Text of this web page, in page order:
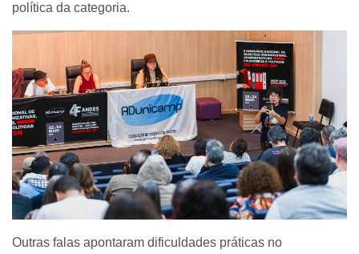
política da categoria.
Outras falas apontaram dificuldades práticas no